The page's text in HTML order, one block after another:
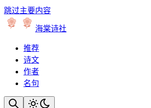
跳过主要内容
海棠诗社
推荐
诗文
作者
名句